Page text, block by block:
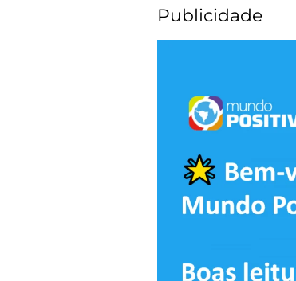
Publicidade